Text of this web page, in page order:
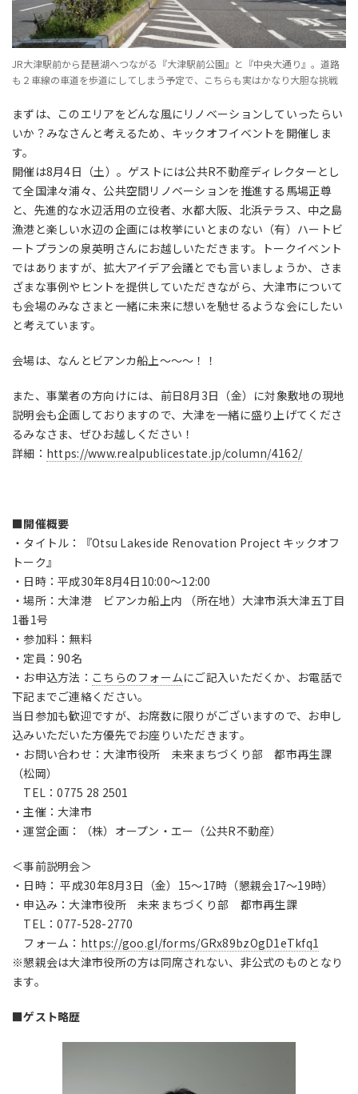
JR大津駅前から琵琶湖へつながる『大津駅前公園』と『中央大通り』。道路
も２車線の車道を歩道にしてしまう予定で、こちらも実はかなり大胆な挑戦
まずは、このエリアをどんな風にリノベーションしていったらい
いか？みなさんと考えるため、キックオフイベントを開催しま
す。
開催は8月4日（土）。ゲストには公共R不動産ディレクターとし
て全国津々浦々、公共空間リノベーションを推進する馬場正尊
と、先進的な水辺活用の立役者、水都大阪、北浜テラス、中之島
漁港と楽しい水辺の企画には枚挙にいとまのない（有）ハートビ
ートプランの泉英明さんにお越しいただきます。トークイベント
ではありますが、拡大アイデア会議とでも言いましょうか、さま
ざまな事例やヒントを提供していただきながら、大津市について
も会場のみなさまと一緒に未来に想いを馳せるような会にしたい
と考えています。
会場は、なんとビアンカ船上〜〜〜！！
また、事業者の方向けには、前日8月3日（金）に対象敷地の現地
説明会も企画しておりますので、大津を一緒に盛り上げてくださ
るみなさま、ぜひお越しください！
詳細： https://www.realpublicestate.jp/column/4162/
■開催概要
・タイトル：『Otsu Lakeside Renovation Project キックオフ
トーク』
・日時：平成30年8月4日10:00〜12:00
・場所：大津港 ビアンカ船上内 （所在地）大津市浜大津五丁目
1番1号
・参加料：無料
・定員：90名
・お申込方法： こちらのフォームにご記入いただくか、お電話で
下記までご連絡ください。
当日参加も歓迎ですが、お席数に限りがございますので、お申し
込みいただいた方優先でお座りいただきます。
・お問い合わせ：大津市役所 未来まちづくり部 都市再生課
（松岡）
TEL：0775 28 2501
・主催：大津市
・運営企画：（株）オープン・エー（公共R不動産）
＜事前説明会＞
・日時： 平成30年8月3日（金）15〜17時（懇親会17〜19時）
・申込み：大津市役所 未来まちづくり部 都市再生課
TEL：077-528-2770
フォーム： https://goo.gl/forms/GRx89bzOgD1eTkfq1
※懇親会は大津市役所の方は同席されない、非公式のものとなり
ます。
■ゲスト略歴